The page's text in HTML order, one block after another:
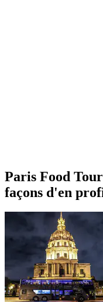
Paris Food
façons d'en